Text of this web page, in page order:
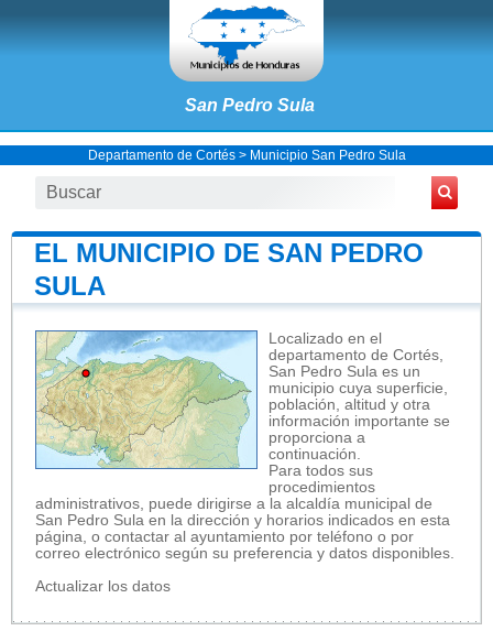
San Pedro Sula
Departamento de Cortés> Municipio San Pedro Sula
EL MUNICIPIO DE SAN PEDRO
SULA
Localizado en el
departamento de Cortés,
San Pedro Sula es un
municipio cuya superficie,
población, altitud y otra
información importante se
proporciona a
continuación.
Para todos sus
procedimientos
administrativos, puede dirigirse a la alcaldía municipal de
San Pedro Sula en la dirección y horarios indicados en esta
página, o contactar al ayuntamiento por teléfono o por
correo electrónico según su preferencia y datos disponibles.
Actualizar los datos